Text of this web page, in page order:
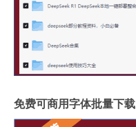
免费可商用字体批量下载